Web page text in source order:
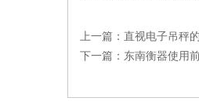
上一篇： 直视电子吊秤
下一篇： 东南衡器使用